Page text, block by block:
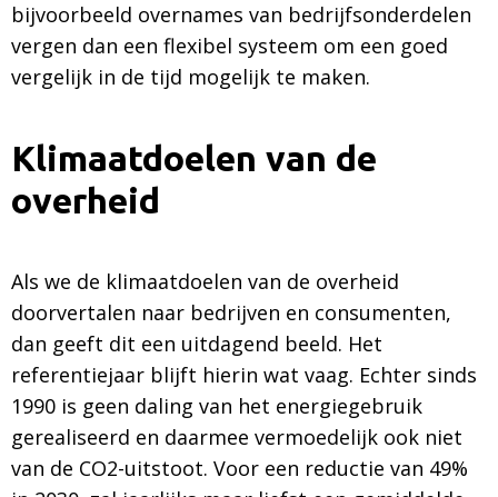
bijvoorbeeld overnames van bedrijfsonderdelen
vergen dan een flexibel systeem om een goed
vergelijk in de tijd mogelijk te maken.
Klimaatdoelen van de
overheid
Als we de klimaatdoelen van de overheid
doorvertalen naar bedrijven en consumenten,
dan geeft dit een uitdagend beeld. Het
referentiejaar blijft hierin wat vaag. Echter sinds
1990 is geen daling van het energiegebruik
gerealiseerd en daarmee vermoedelijk ook niet
van de CO2-uitstoot. Voor een reductie van 49%